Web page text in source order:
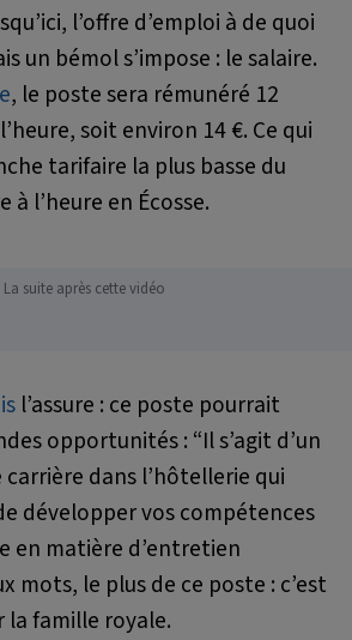
l’offre d’emploi à de quoi
un bémol s’impose : le salaire.
, le poste sera rémunéré 12
soit environ 14 €. Ce qui
tarifaire la plus basse du
l’heure en Écosse.
La suite après cette vidéo
l’assure : ce poste pourrait
opportunités : “Il s’agit d’un
dans l’hôtellerie qui
développer vos compétences
en matière d’entretien
mots, le plus de ce poste : c’est
famille royale.